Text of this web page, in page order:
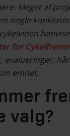
Meget af
nogle
for
evalueringer,
emnet.
valg?